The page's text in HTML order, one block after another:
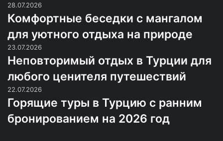
28.07.2026
Комфортные беседки с мангалом
для уютного отдыха на природе
23.07.2026
Неповторимый отдых в Турции для
любого ценителя путешествий
22.07.2026
Горящие туры в Турцию с ранним
бронированием на 2026 год